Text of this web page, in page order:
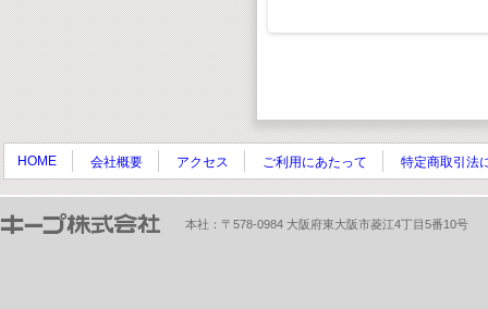
HOME 会社概要 アクセス ご利用にあたって 特定商取引法
本社：〒578-0984 大阪府東大阪市菱江4丁目5番10号